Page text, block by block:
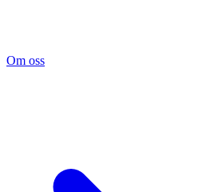
Om oss